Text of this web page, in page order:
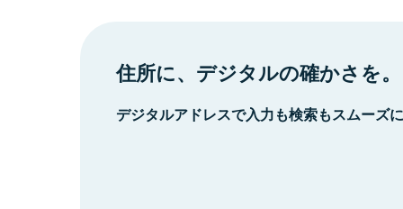
住所に、デジタルの確かさを。
デジタルアドレスで入力も検索もスムーズ